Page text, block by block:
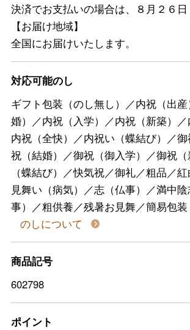
決済でお支払いの場合は、８月２６
【お届け地域】
全国にお届けいたします。
対応可能のし
ギフト包装（のし無し）／内祝（出
婚）／内祝（入学）／内祝（新築）
内祝（全快）／内祝い（蝶結び）／
祝（結婚）／御祝（御入学）／御祝
（蝶結び）／快気祝／御礼／粗品／
見舞い（病気）／志（仏事）／満中
事）／粗供養／残暑お見舞／簡易包装
のしについて
商品記号
602798
ポイント